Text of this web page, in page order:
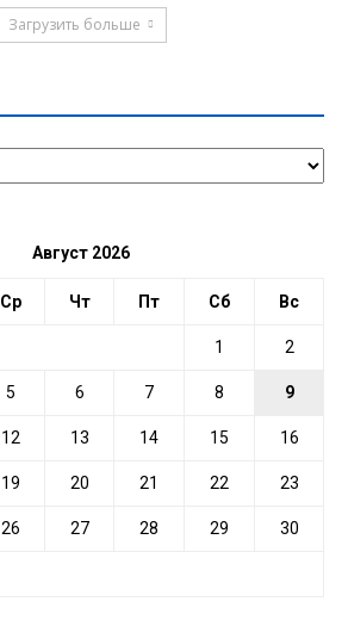
Загрузить больше
Август 2026
Ср Чт Пт Сб Вс
1 2
5 6 7 8 9
12 13 14 15 16
19 20 21 22 23
26 27 28 29 30